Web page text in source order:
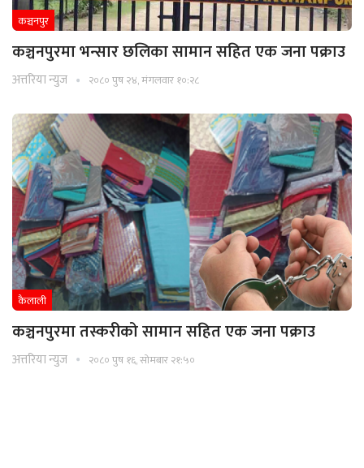
कञ्चनपुर
कञ्चनपुरमा भन्सार छलिका सामान सहित एक जना पक्राउ
अत्तरिया न्युज २०८० पुष २४, मंगलवार १०:२८
कैलाली
कञ्चनपुरमा तस्करीको सामान सहित एक जना पक्राउ
अत्तरिया न्युज २०८० पुष १६, सोमबार २१:५०